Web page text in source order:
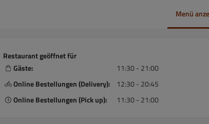
Menü
Restaurant geöffnet für
Gäste:
11:30 - 21:00
Online Bestellungen (Delivery):
12:30 - 20:45
Online Bestellungen (Pick up):
11:30 - 21:00